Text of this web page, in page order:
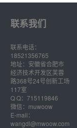
联系我们
联系电话：
18521356765
地址：安徽省合肥市
经济技术开发区芙蓉
路368号24号创新工场
117室
Q Q：715119846
微信：muwoow
E-mail：
wangdl@mwoow.com